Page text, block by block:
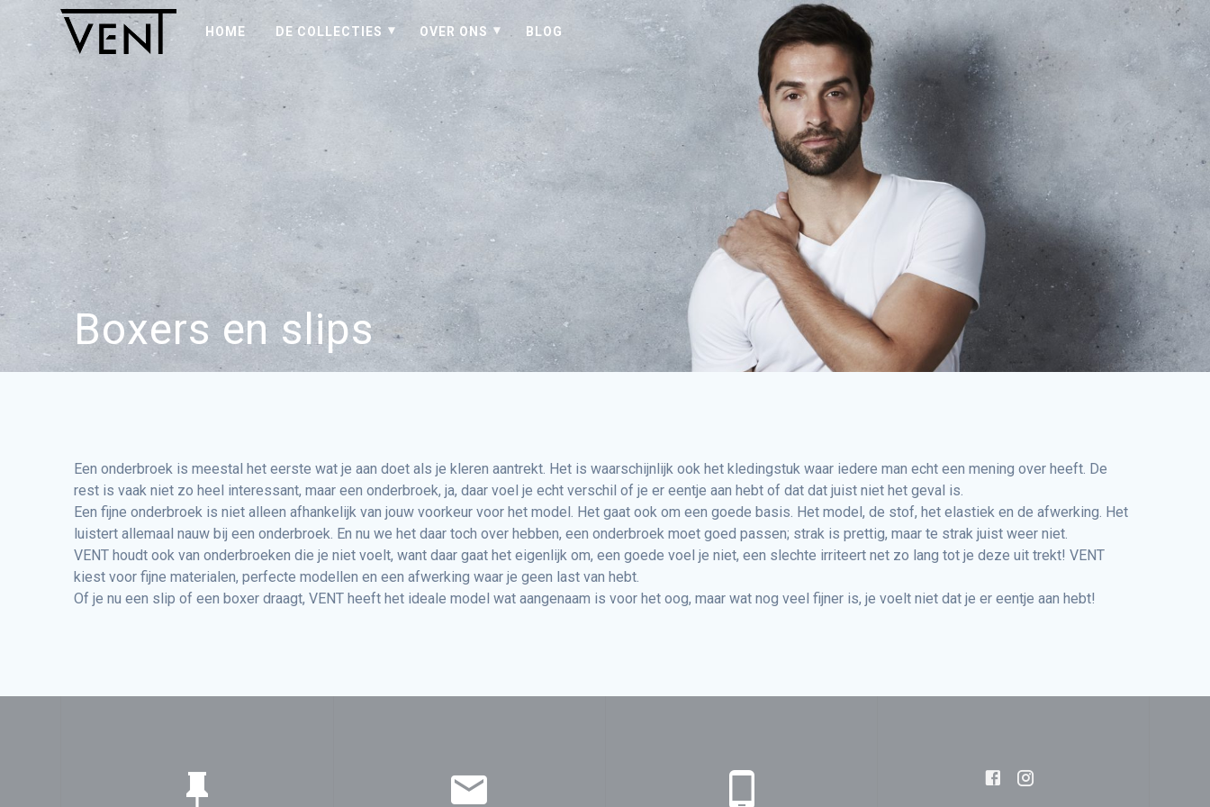
HOME DE COLLECTIES OVER ONS BLOG
Boxers en slips
Een onderbroek is meestal het eerste wat je aan doet als je kleren aantrekt. Het is waarschijnlijk ook het kledingstuk waar iedere man echt een mening over heeft. De
rest is vaak niet zo heel interessant, maar een onderbroek, ja, daar voel je echt verschil of je er eentje aan hebt of dat dat juist niet het geval is.
Een fijne onderbroek is niet alleen afhankelijk van jouw voorkeur voor het model. Het gaat ook om een goede basis. Het model, de stof, het elastiek en de afwerking. Het
luistert allemaal nauw bij een onderbroek. En nu we het daar toch over hebben, een onderbroek moet goed passen; strak is prettig, maar te strak juist weer niet.
VENT houdt ook van onderbroeken die je niet voelt, want daar gaat het eigenlijk om, een goede voel je niet, een slechte irriteert net zo lang tot je deze uit trekt! VENT
kiest voor fijne materialen, perfecte modellen en een afwerking waar je geen last van hebt.
Of je nu een slip of een boxer draagt, VENT heeft het ideale model wat aangenaam is voor het oog, maar wat nog veel fijner is, je voelt niet dat je er eentje aan hebt!